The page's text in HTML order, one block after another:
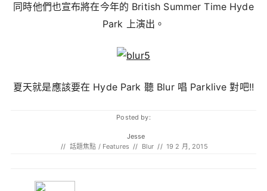
同時他們也宣布將在今年的 British Summer Time Hyde
Park 上演出。
夏天就是應該要在 Hyde Park 聽 Blur 唱 Parklive 對吧!!
Posted by:
Jesse
// 話題焦點 / Features // Blur // 19 2 月, 2015